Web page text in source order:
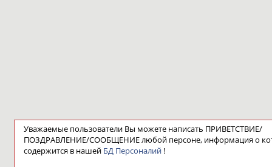
Уважаемые пользователи Вы можете написать ПРИВЕТСТВИЕ/
ПОЗДРАВЛЕНИЕ/СООБЩЕНИЕ любой персоне, информация о
содержится в нашей БД Персоналий !